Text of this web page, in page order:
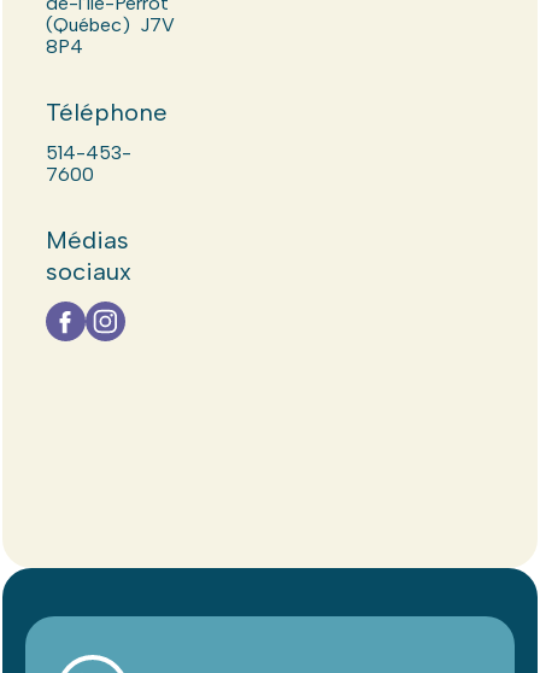
(Québec) J7V
8P4
Téléphone
514-453-
7600
Médias
sociaux